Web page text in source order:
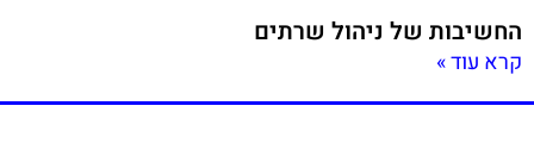
החשיבות של ניהול שרתים
קרא עוד »